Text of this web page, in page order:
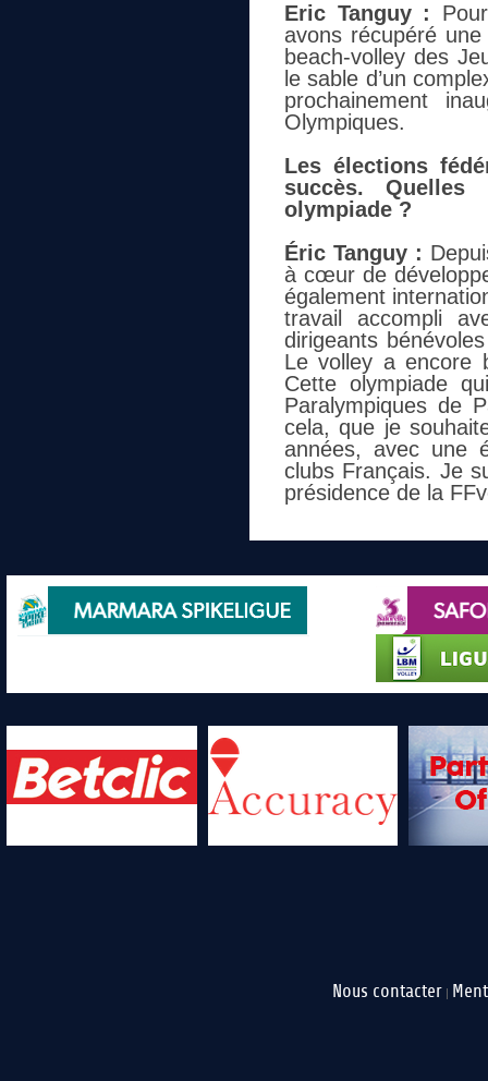
Eric Tanguy :
avons récupéré
beach-volley des
le sable d’un
prochainement
Olympiques.
Les élections
succès.
olympiade ?
Éric Tanguy :
à cœur de
également
travail accompli
dirigeants
Le volley a encore
Cette olympiade
Paralympiques de
cela, que je
années, avec une
clubs Français. Je
présidence de la
Nous contacter |